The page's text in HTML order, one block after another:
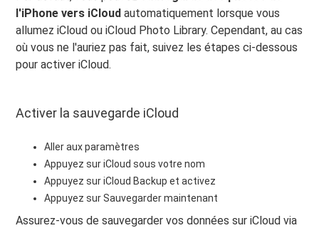
l'iPhone vers iCloud automatiquement lorsque vous
allumez iCloud ou iCloud Photo Library. Cependant, au cas
où vous ne l'auriez pas fait, suivez les étapes ci-dessous
pour activer iCloud.
Activer la sauvegarde iCloud
Aller aux paramètres
Appuyez sur iCloud sous votre nom
Appuyez sur iCloud Backup et activez
Appuyez sur Sauvegarder maintenant
Assurez-vous de sauvegarder vos données sur iCloud via